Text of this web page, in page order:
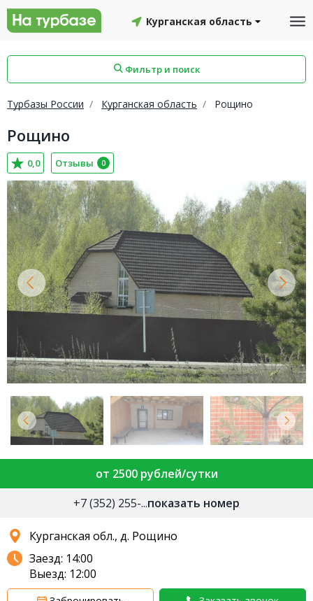
Курганская область
Фильтр и поиск
Турбазы России Курганская область Рощино
Рощино
0,0 Отзывы 0
от 2500 рублей/сутки
+7 (352) 255-...показать номер
Курганская обл., д. Рощино
Заезд: 14:00
Выезд: 12:00
Смоленский район
Красноборский район
Онежский район
Северодвинск Устьянский район